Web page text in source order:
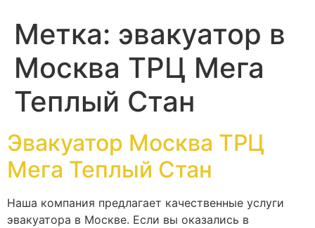
Метка: эвакуатор в
Москва ТРЦ Мега
Теплый Стан
Эвакуатор Москва ТРЦ
Мега Теплый Стан
Наша компания предлагает качественные услуги
эвакуатора в Москве. Если вы оказались в